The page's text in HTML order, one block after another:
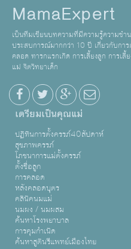
MamaExpert
เป็นทีมเขียนบทความที่มีความรู้ความชำ
ประสบการณ์มากกว่า 10 ปี เกี่ยวกับการ
คลอด ทารกแรกเกิด การเลี้ยงลูก การเลี้
แม่ จิตวิทยาเด็ก
เตรียมเป็นคุณแม่
ปฏิทินการตั้งครรภ์40สัปดาห์
สุขภาพครรภ์
โภชนาการแม่ตั้งครรภ์
ตั้งชื่อลูก
การคลอด
หลังคลอดบุตร
คลินิคนมแม่
นมผง / นมผสม
ค้นหาโรงพยาบาล
การคุมกำเนิด
ค้นหาสูตินรีแพทย์เมืองไทย